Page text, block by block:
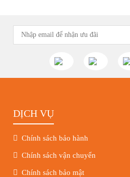
DỊCH VỤ
Chính sách bảo hành
Chính sách vận chuyển
Chính sách bảo mật